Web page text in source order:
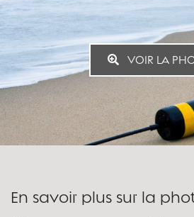
VOIR LA
En savoir plus sur la